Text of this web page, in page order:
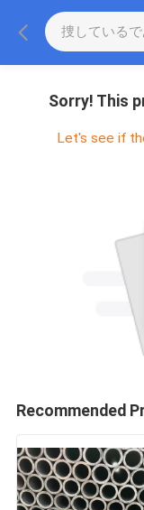
Sorry! This
Let's see if
Recommended